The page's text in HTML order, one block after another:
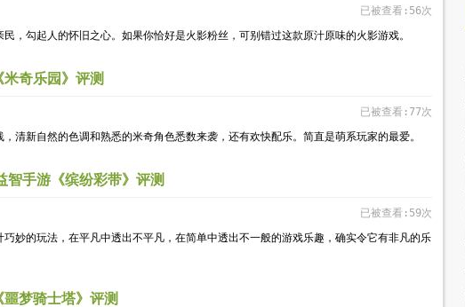
已被查看:56次
，勾起人的怀旧之心。如果你恰好是火影粉丝，可别错过这款原汁原味的火影游戏。
奇乐园》评测
已被查看:77次
，清新自然的色调和熟悉的米奇角色悉数来袭，还有欢快配乐。简直是萌系玩家的最爱。
智手游《缤纷彩带》评测
已被查看:59次
妙的玩法，在平凡中透出不平凡，在简单中透出不一般的游戏乐趣，确实令它有非凡的乐
梦骑士塔》评测